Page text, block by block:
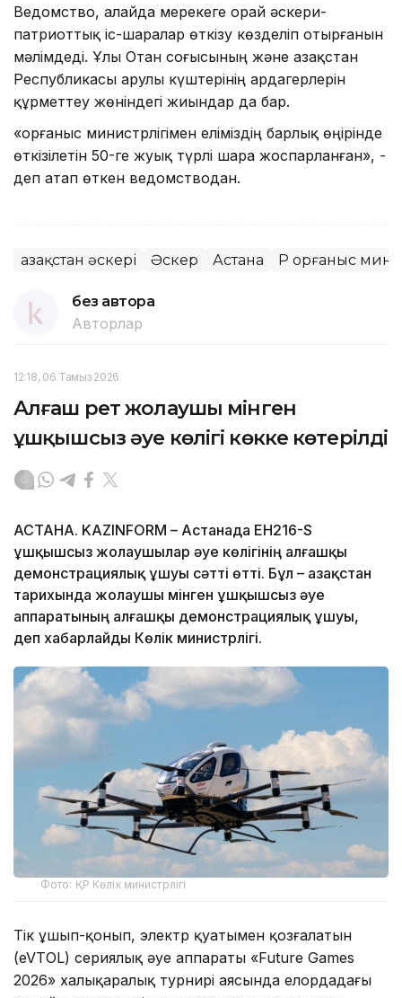
Ведомство, алайда мерекеге орай әскери-
патриоттық іс-шаралар өткізу көзделіп отырғанын
мәлімдеді. Ұлы Отан соғысының және Қазақстан
Республикасы Қарулы күштерінің ардагерлерін
құрметтеу жөніндегі жиындар да бар.
«Қорғаныс министрлігімен еліміздің барлық өңірінде
өткізілетін 50-ге жуық түрлі шара жоспарланған», -
деп атап өткен ведомстводан.
Қазақстан әскері Әскер Астана ҚР Қорғаныс
без автора
Авторлар
12:18, 06 Тамыз 2026
Алғаш рет жолаушы мінген
ұшқышсыз әуе көлігі көкке көтерілді
АСТАНА. KAZINFORM – Астанада EH216-S
ұшқышсыз жолаушылар әуе көлігінің алғашқы
демонстрациялық ұшуы сәтті өтті. Бұл – Қазақстан
тарихында жолаушы мінген ұшқышсыз әуе
аппаратының алғашқы демонстрациялық ұшуы,
деп хабарлайды Көлік министрлігі.
Фото: ҚР Көлік министрлігі
Тік ұшып-қонып, электр қуатымен қозғалатын
(eVTOL) сериялық әуе аппараты «Future Games
2026» халықаралық турнирі аясында елордадағы